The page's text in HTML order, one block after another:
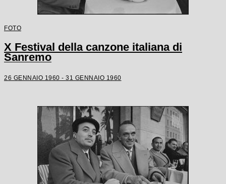
FOTO
X Festival della canzone italiana di
Sanremo
26 GENNAIO 1960 - 31 GENNAIO 1960